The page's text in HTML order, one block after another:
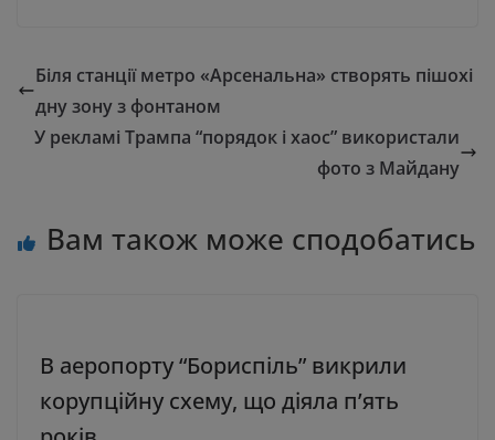
Біля станції метро «Арсенальна» створять пішохі
дну зону з фонтаном
У рекламі Трампа “порядок і хаос” використали
фото з Майдану
Вам також може сподобатись
В аеропорту “Бориспіль” викрили
корупційну схему, що діяла п’ять